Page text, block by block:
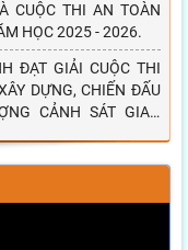
HỌC 2025 - 2026.
ĐẠT GIẢI CUỘC THI
DỰNG, CHIẾN ĐẤU
CẢNH SÁT GIAO